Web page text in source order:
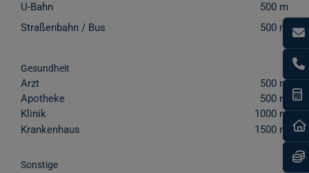
U-Bahn
500 m
Straßenbahn / Bus
500 m
Gesundheit
Arzt
500 m
Apotheke
500 m
Klinik
1000 m
Krankenhaus
1500 m
Sonstige